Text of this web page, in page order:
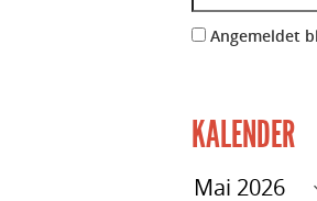
Angemeldet
KALENDER